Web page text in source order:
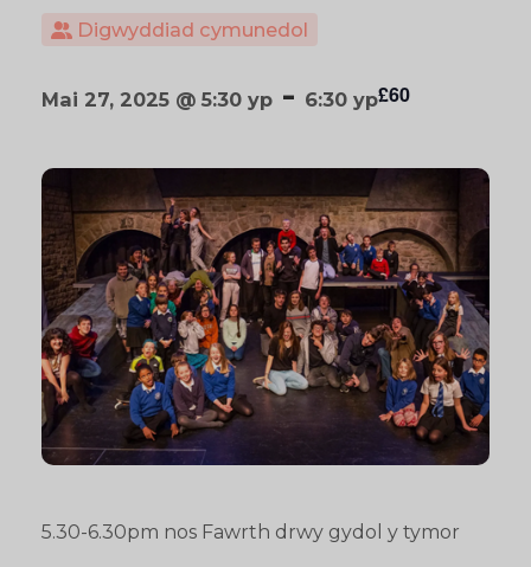
Digwyddiad cymunedol
Mai 27, 2025 @ 5:30 yp - 6:30 yp£60
5.30-6.30pm nos Fawrth drwy gydol y tymor